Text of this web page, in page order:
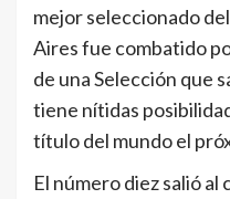
mejor seleccionado
Aires fue combatido
de una Selección que
tiene nítidas
título del mundo el
El número diez salió al